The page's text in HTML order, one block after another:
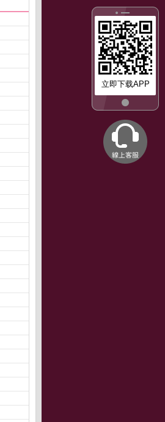
立即下载APP